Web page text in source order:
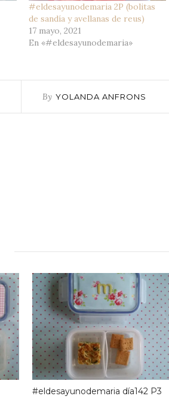
#eldesayunodemaria 2P (bolitas
de sandía y avellanas de reus)
17 mayo, 2021
En «#eldesayunodemaria»
By YOLANDA ANFRONS
#eldesayunodemaria día142 P3